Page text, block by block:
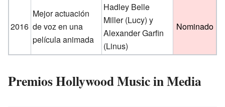
2016
Mejor actuación
de voz en una
película animada
Hadley Belle
Miller (Lucy) y
Alexander Garfin
(Linus)
Nominado
Premios Hollywood Music in Media